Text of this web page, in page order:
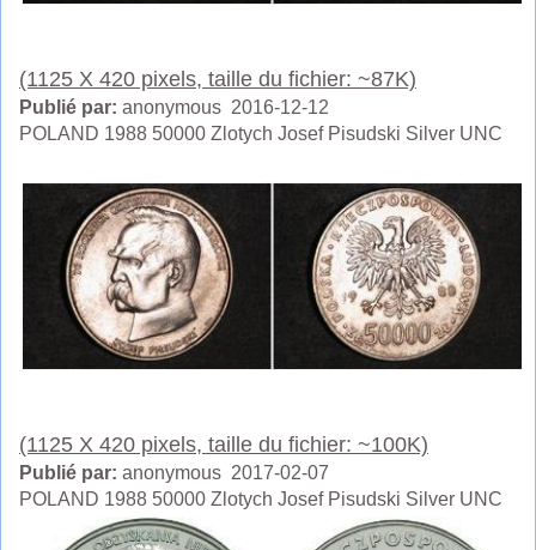
(1125 X 420 pixels, taille du fichier: ~87K)
Publié par: anonymous 2016-12-12
POLAND 1988 50000 Zlotych Josef Pisudski Silver UNC
(1125 X 420 pixels, taille du fichier: ~100K)
Publié par: anonymous 2017-02-07
POLAND 1988 50000 Zlotych Josef Pisudski Silver UNC